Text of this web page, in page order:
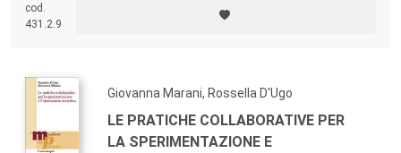
intraprendere queste professioni, dirigenti dei servizi, nonché
insegnanti e professionisti che, a diverso titolo, operano nei contesti
cod.
431.2.9
Giovanna Marani, Rossella D'Ugo
LE PRATICHE COLLABORATIVE PER
LA SPERIMENTAZIONE E